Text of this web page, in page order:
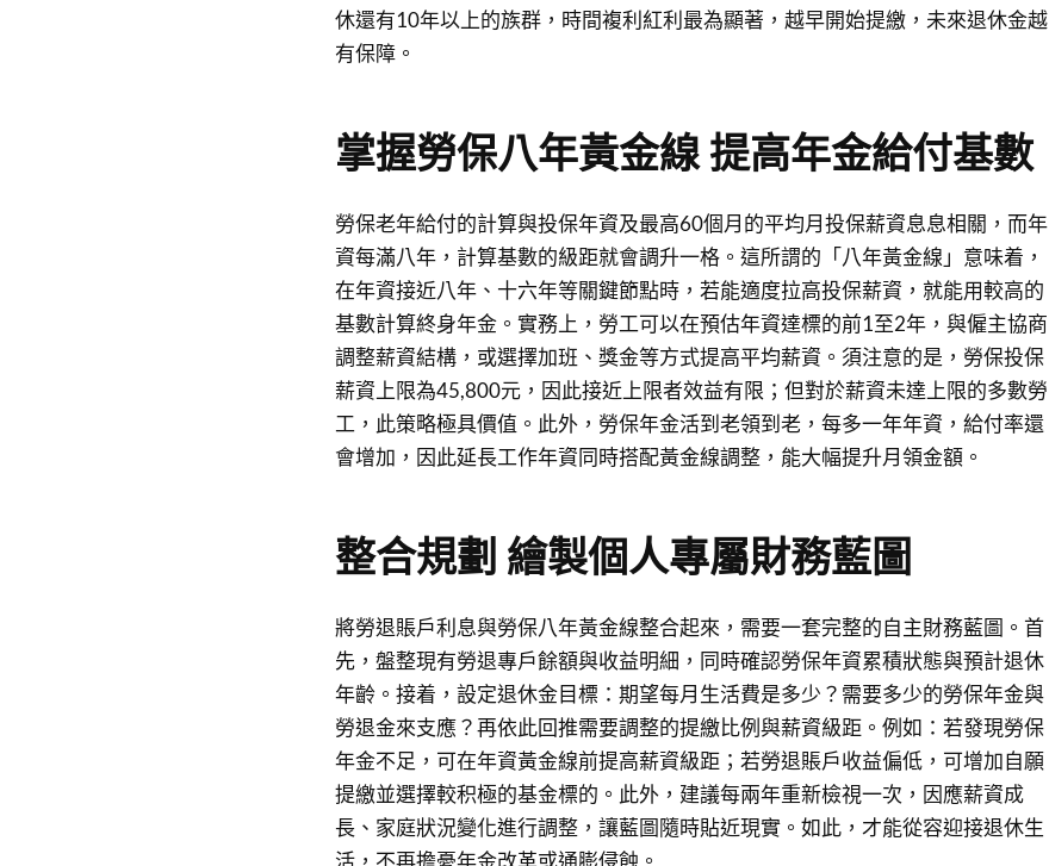
休還有10年以上的族群，時間複利紅利最為顯著，越早開始提繳，未來退休金越
有保障。
掌握勞保八年黃金線 提高年金給付基數
勞保老年給付的計算與投保年資及最高60個月的平均月投保薪資息息相關，而年
資每滿八年，計算基數的級距就會調升一格。這所謂的「八年黃金線」意味着，
在年資接近八年、十六年等關鍵節點時，若能適度拉高投保薪資，就能用較高的
基數計算終身年金。實務上，勞工可以在預估年資達標的前1至2年，與僱主協商
調整薪資結構，或選擇加班、獎金等方式提高平均薪資。須注意的是，勞保投保
薪資上限為45,800元，因此接近上限者效益有限；但對於薪資未達上限的多數勞
工，此策略極具價值。此外，勞保年金活到老領到老，每多一年年資，給付率還
會增加，因此延長工作年資同時搭配黃金線調整，能大幅提升月領金額。
整合規劃 繪製個人專屬財務藍圖
將勞退賬戶利息與勞保八年黃金線整合起來，需要一套完整的自主財務藍圖。首
先，盤整現有勞退專戶餘額與收益明細，同時確認勞保年資累積狀態與預計退休
年齡。接着，設定退休金目標：期望每月生活費是多少？需要多少的勞保年金與
勞退金來支應？再依此回推需要調整的提繳比例與薪資級距。例如：若發現勞保
年金不足，可在年資黃金線前提高薪資級距；若勞退賬戶收益偏低，可增加自願
提繳並選擇較积極的基金標的。此外，建議每兩年重新檢視一次，因應薪資成
長、家庭狀況變化進行調整，讓藍圖隨時貼近現實。如此，才能從容迎接退休生
活，不再擔憂年金改革或通膨侵蝕。